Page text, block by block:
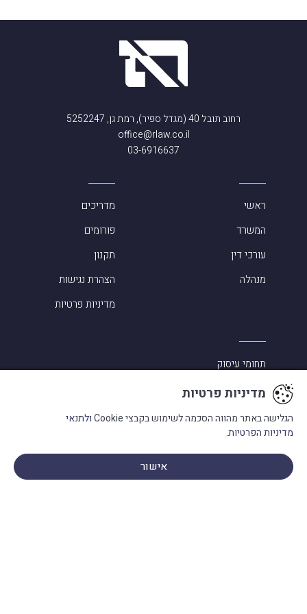
רחוב תובל 40 (מגדל ספיר), רמת גן, 5252247
office@rlaw.co.il
03-6916637
ראשי
המשרד
עורכי דין
מנהלה
מדריכים
פורומים
תקנון
הצהרת נגישות
מדיניות פרטיות
תחומי עיסוק
סיפורי הצלחה
אלמוג שפירא ביקורות
מעורבות בקהילה
פנו אלינו
מדיניות פרטיות
הגלישה באתר מהווה הסכמה לשימוש בקבצי Cookie
ולתנאי
מדיניות הפרטיות.
אישור